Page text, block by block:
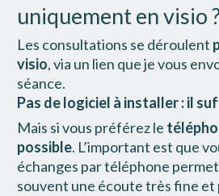
uniquement en visio
Les consultations se déroulent
visio, via un lien que je vous
séance.
Pas de logiciel à installer : il
Mais si vous préférez le
possible. L’important est que
échanges par téléphone
souvent une écoute très fine